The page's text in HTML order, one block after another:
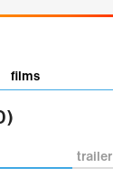
films
trailer